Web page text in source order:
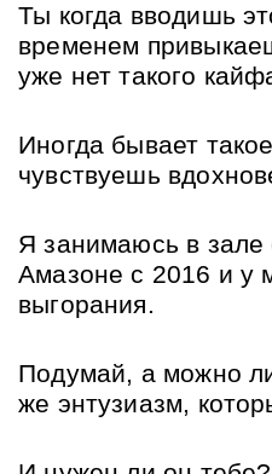
Ты когда вводишь
временем
уже нет такого
Иногда бывает
чувствуешь
Я занимаюсь в зале
Амазоне с 2016 и у
выгорания.
Подумай, а можно
же энтузиазм,